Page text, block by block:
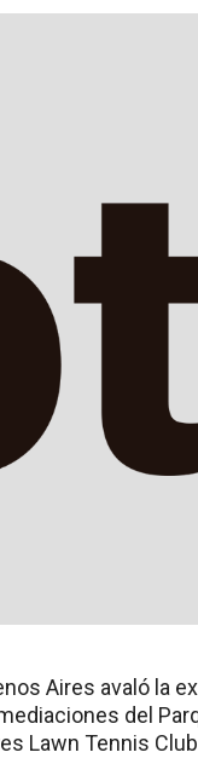
Aires avaló la
del
Lawn Tennis